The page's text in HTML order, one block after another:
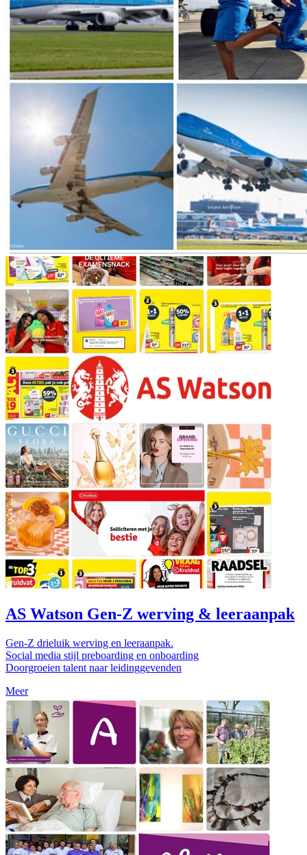
AS Watson Gen-Z werving & leeraanpak
Gen-Z drieluik werving en leeraanpak.
Social media stijl preboarding en onboarding
Doorgroeien talent naar leidinggevenden
Meer